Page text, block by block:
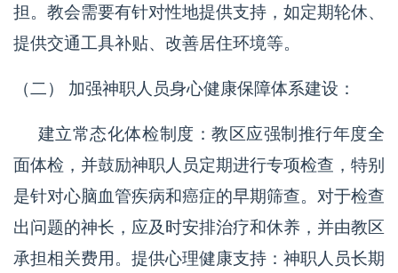
担。教会需要有针对性地提供支持，如定期轮休、
提供交通工具补贴、改善居住环境等。
（二） 加强神职人员身心健康保障体系建设：
建立常态化体检制度：教区应强制推行年度全
面体检，并鼓励神职人员定期进行专项检查，特别
是针对心脑血管疾病和癌症的早期筛查。对于检查
出问题的神长，应及时安排治疗和休养，并由教区
承担相关费用。提供心理健康支持：神职人员长期